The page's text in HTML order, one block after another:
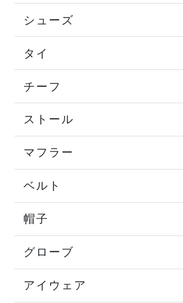
シューズ
タイ
チーフ
ストール
マフラー
ベルト
帽子
グローブ
アイウェア